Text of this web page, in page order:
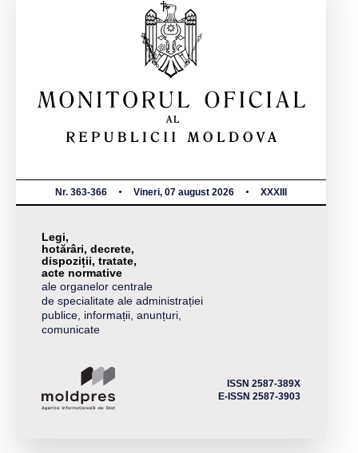
Nr. 363-366 Vineri, 07 august 2026 XXXIII
Legi,
hotărâri, decrete,
dispoziții, tratate,
acte normative
ale organelor centrale
de specialitate ale administrației
publice, informații, anunțuri,
comunicate
ISSN 2587-389X
E-ISSN 2587-3903